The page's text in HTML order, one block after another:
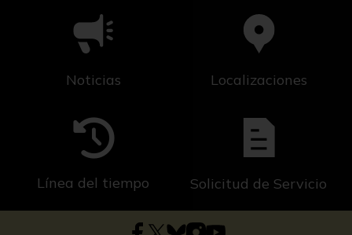
Noticias Localizaciones
Línea del tiempo Solicitud de Servicio